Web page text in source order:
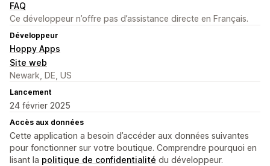
FAQ
Ce développeur n’offre pas d’assistance directe en Français.
Développeur
Hoppy Apps
Site web
Newark, DE, US
Lancement
24 février 2025
Accès aux données
Cette application a besoin d’accéder aux données suivantes
pour fonctionner sur votre boutique. Comprendre pourquoi en
lisant la politique de confidentialité du développeur.